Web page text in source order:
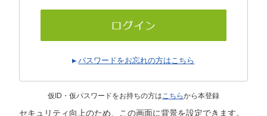
パスワードをお忘れの方はこちら
仮ID・仮パスワードをお持ちの方はこちらから本登録
セキュリティ向上のため、この画面に背景を設定できます。